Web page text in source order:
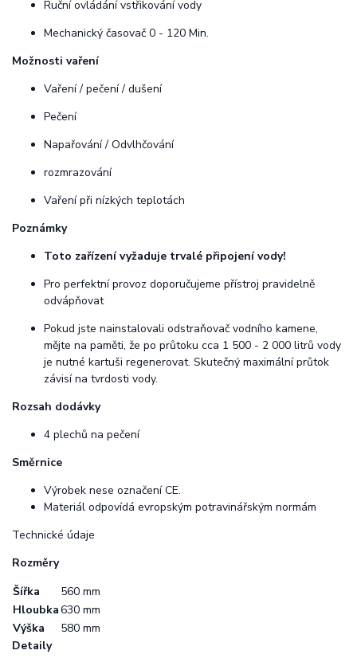
Ruční ovládání vstřikování vody
Mechanický časovač 0 - 120 Min.
Možnosti vaření
Vaření / pečení / dušení
Pečení
Napařování / Odvlhčování
rozmrazování
Vaření při nízkých teplotách
Poznámky
Toto zařízení vyžaduje trvalé připojení vody!
Pro perfektní provoz doporučujeme přístroj pravidelně
odvápňovat
Pokud jste nainstalovali odstraňovač vodního kamene,
mějte na paměti, že po průtoku cca 1 500 - 2 000 litrů vody
je nutné kartuši regenerovat. Skutečný maximální průtok
závisí na tvrdosti vody.
Rozsah dodávky
4 plechů na pečení
Směrnice
Výrobek nese označení CE.
Materiál odpovídá evropským potravinářským normám
Technické údaje
Rozměry
Šířka
560 mm
Hloubka630 mm
Výška
580 mm
Detaily